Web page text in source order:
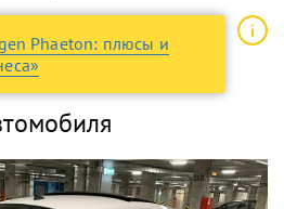
Phaeton: плюсы и